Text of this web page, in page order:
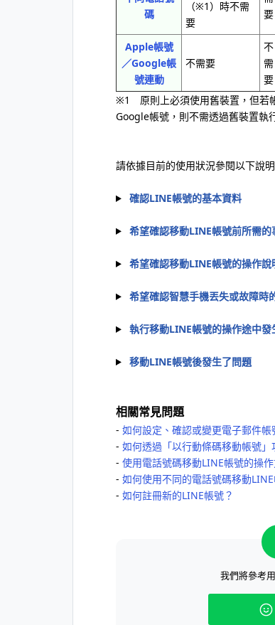
碼
（※1）時不需
要
要
Apple帳號
／Google帳
號連動
不需要
不
需
要
※1 原則上必須使用舊裝置，但若
Google帳號，則不需透過舊裝置執
請依據目前的使用狀況參閱以下說明
確認LINE帳號的基本資料
希望確認移動LINE帳號前所需的
希望確認移動LINE帳號的操作說
希望確認智慧手機丟失或故障時
執行移動LINE帳號的操作途中發
移動LINE帳號後發生了問題
相關常見問題
‐ 如何設定、確認或變更電子郵件帳
‐ 如何透過「以行動條碼移動帳號
‐ 使用電話號碼移動LINE帳號的操
‐ 如何使用不同的電話號碼移動LINE
‐ 如何註冊新的LINE帳號？
我們將參考